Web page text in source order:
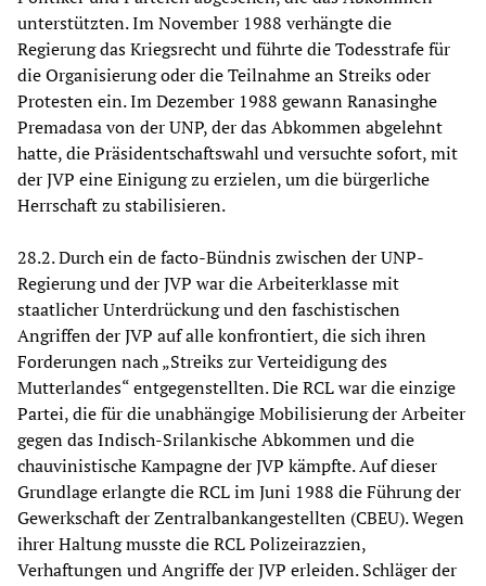
unterstützten. Im November 1988 verhängte die
Regierung das Kriegsrecht und führte die Todesstrafe für
die Organisierung oder die Teilnahme an Streiks oder
Protesten ein. Im Dezember 1988 gewann Ranasinghe
Premadasa von der UNP, der das Abkommen abgelehnt
hatte, die Präsidentschaftswahl und versuchte sofort, mit
der JVP eine Einigung zu erzielen, um die bürgerliche
Herrschaft zu stabilisieren.
28.2. Durch ein de facto-Bündnis zwischen der UNP-
Regierung und der JVP war die Arbeiterklasse mit
staatlicher Unterdrückung und den faschistischen
Angriffen der JVP auf alle konfrontiert, die sich ihren
Forderungen nach „Streiks zur Verteidigung des
Mutterlandes“ entgegenstellten. Die RCL war die einzige
Partei, die für die unabhängige Mobilisierung der Arbeiter
gegen das Indisch-Srilankische Abkommen und die
chauvinistische Kampagne der JVP kämpfte. Auf dieser
Grundlage erlangte die RCL im Juni 1988 die Führung der
Gewerkschaft der Zentralbankangestellten (CBEU). Wegen
ihrer Haltung musste die RCL Polizeirazzien,
Verhaftungen und Angriffe der JVP erleiden. Schläger der